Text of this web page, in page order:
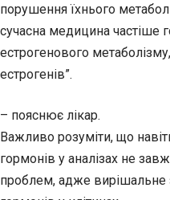
порушення їхнього
сучасна медицина частіше
естрогенового
естрогенів”.
– пояснює лікар.
Важливо розуміти, що
гормонів у аналізах не
проблем, адже вирішальне